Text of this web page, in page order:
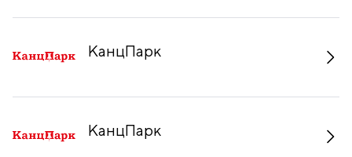
КанцПарк
КанцПарк